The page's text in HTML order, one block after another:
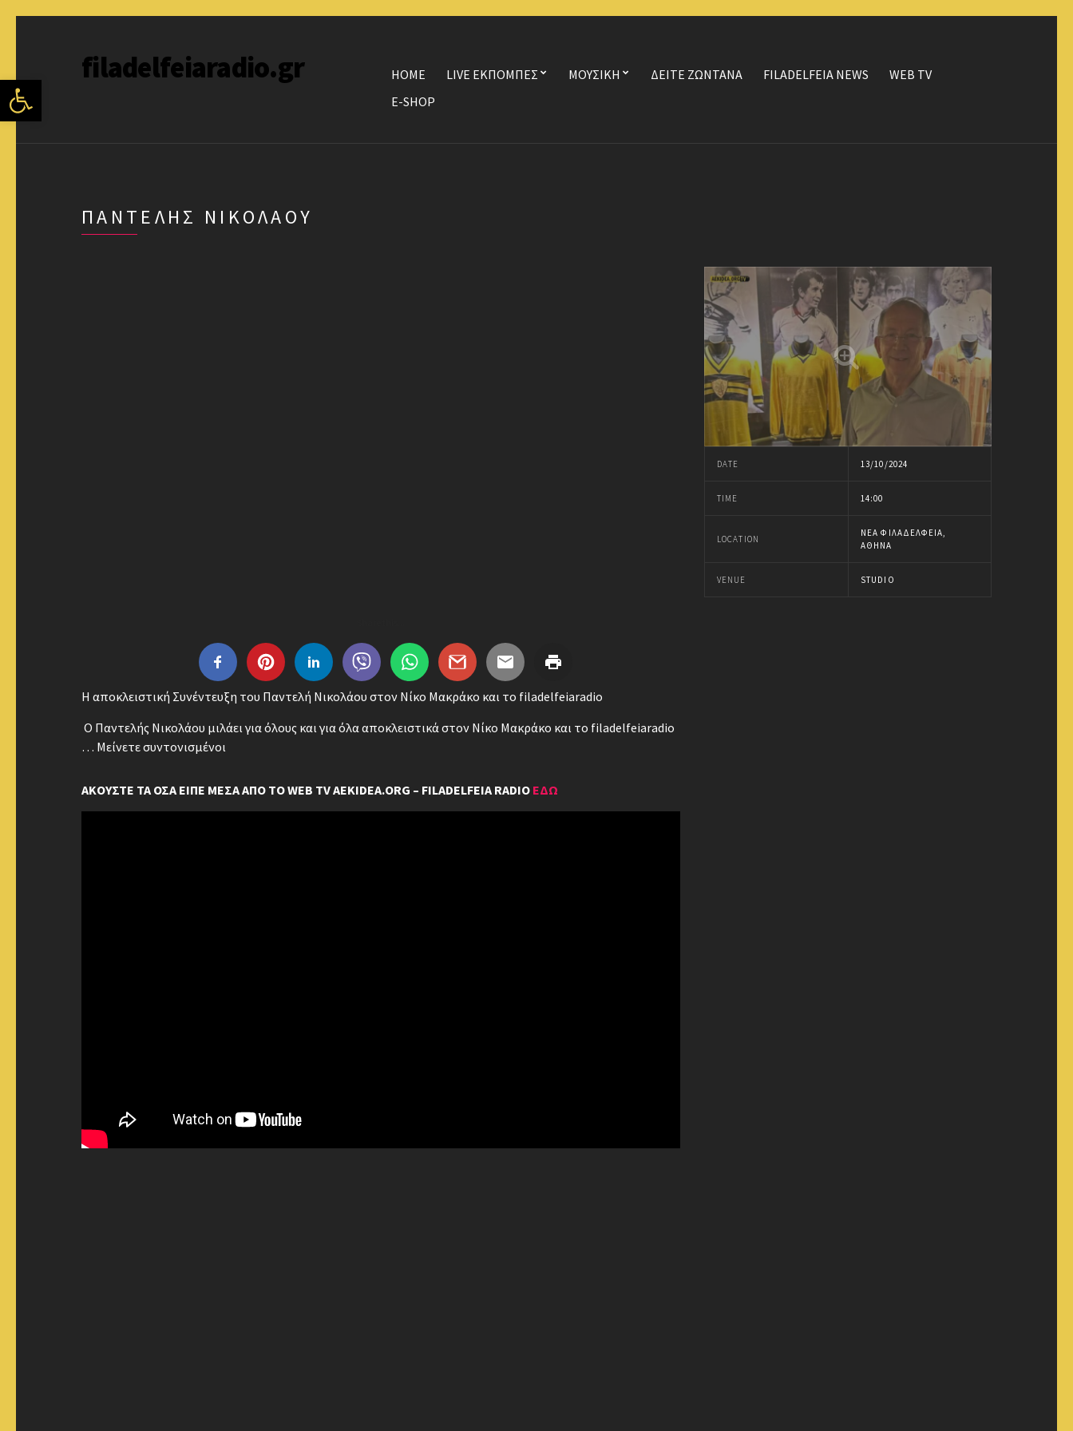
Ανοίξτε τη γραμμή εργαλείων
filadelfeiaradio.gr HOME LIVE ΕΚΠΟΜΠΕΣ ΜΟΥΣΙΚΗ ΔΕΙΤΕ ΖΩΝΤΑΝΑ FILADELFEIA NEWS
WEB TV
E-SHOP
ΠΑΝΤΕΛΉΣ ΝΙΚΟΛΆΟΥ
DATE 13/10/2024
TIME 14:00
LOCATION
ΝΈΑ ΦΙΛΑΔΈΛΦΕΙΑ,
ΑΘΉΝΑ
VENUE STUDIO
Η αποκλειστική Συνέντευξη του Παντελή Νικολάου στον Νίκο Μακράκο και το filadelfeiaradio
Ο Παντελής Νικολάου μιλάει για όλους και για όλα αποκλειστικά στον Νίκο Μακράκο και το filadelfeiaradio
… Μείνετε συντονισμένοι
ΑΚΟΥΣΤΕ ΤΑ ΟΣΑ ΕΙΠΕ ΜΕΣΑ ΑΠΟ ΤΟ WEB TV AEKIDEA.ORG – FILADELFEIA RADIO ΕΔΩ